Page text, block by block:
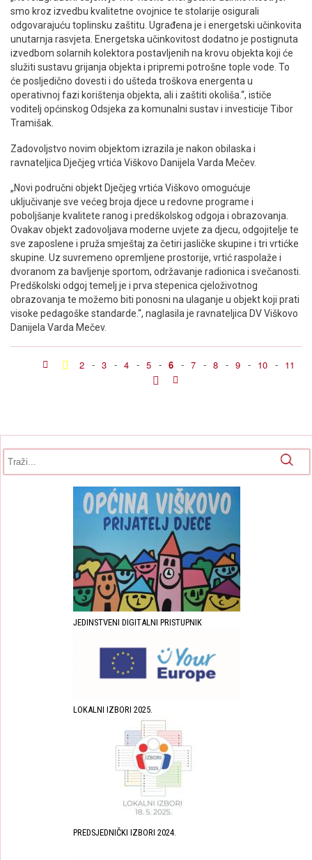
smo kroz izvedbu kvalitetne ovojnice te stolarije osigurali
odgovarajuću toplinsku zaštitu. Ugrađena je i energetski učinkovita
unutarnja rasvjeta. Energetska učinkovitost dodatno je postignuta
izvedbom solarnih kolektora postavljenih na krovu objekta koji će
služiti sustavu grijanja objekta i pripremi potrošne tople vode. To
će posljedično dovesti i do ušteda troškova energenta u
operativnoj fazi korištenja objekta, ali i zaštiti okoliša.“, ističe
voditelj općinskog Odsjeka za komunalni sustav i investicije Tibor
Tramišak.
Zadovoljstvo novim objektom izrazila je nakon obilaska i
ravnateljica Dječjeg vrtića Viškovo Danijela Varda Mečev.
„Novi područni objekt Dječjeg vrtića Viškovo omogućuje
uključivanje sve većeg broja djece u redovne programe i
poboljšanje kvalitete ranog i predškolskog odgoja i obrazovanja.
Ovakav objekt zadovoljava moderne uvjete za djecu, odgojitelje te
sve zaposlene i pruža smještaj za četiri jasličke skupine i tri vrtićke
skupine. Uz suvremeno opremljene prostorije, vrtić raspolaže i
dvoranom za bavljenje sportom, održavanje radionica i svečanosti.
Predškolski odgoj temelj je i prva stepenica cjeloživotnog
obrazovanja te možemo biti ponosni na ulaganje u objekt koji prati
visoke pedagoške standarde.“, naglasila je ravnateljica DV Viškovo
Danijela Varda Mečev.
2 - 3 - 4 - 5 - 6 - 7 - 8 - 9 - 10 - 11
JEDINSTVENI DIGITALNI PRISTUPNIK
LOKALNI IZBORI 2025.
PREDSJEDNIČKI IZBORI 2024.